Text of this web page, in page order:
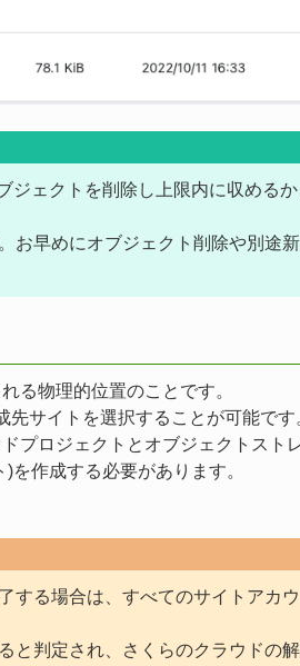
ェクトを削除し上限内に収める
お早めにオブジェクト削除や別途
る物理的位置のことです。
サイトを選択することが可能です
プロジェクトとオブジェクトスト
作成する必要があります。
する場合は、すべてのサイトアカ
判定され、さくらのクラウドの